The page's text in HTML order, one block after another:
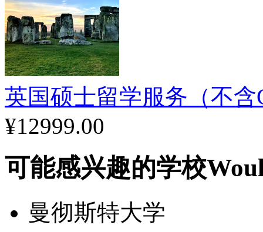
英国硕士留学服务（不含
¥12999.00
可能感兴趣的学校
曼彻斯特大学